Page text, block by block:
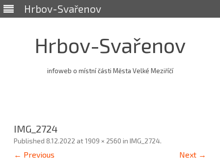
Hrbov-Svařenov
Hrbov-Svařenov
infoweb o místní části Města Velké Meziříčí
IMG_2724
Published 8.12.2022 at1909 × 2560 in IMG_2724.
← Previous Next →